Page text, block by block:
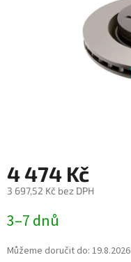
4 474 Kč
3 697,52 Kč bez DPH
cena:
3–7 dnů
Můžeme doručit do: 19.8.2026